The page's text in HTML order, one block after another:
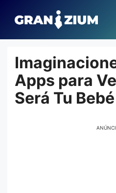
para
conteúdo
Apps para
Será Tu Bebé